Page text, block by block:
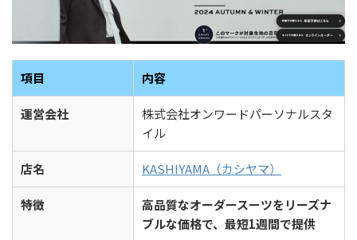
項目 内容
運営会社
株式会社オンワードパーソナルスタ
イル
店名 KASHIYAMA（カシヤマ）
特徴
高品質なオーダースーツをリーズナ
ブルな価格で、最短1週間で提供